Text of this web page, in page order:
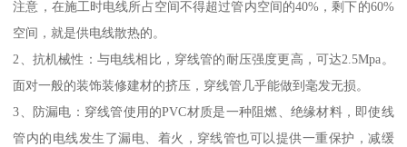
注意，在施工时电线所占空间不得超过管内空间的40%，剩下的60%
空间，就是供电线散热的。
2、抗机械性：与电线相比，穿线管的耐压强度更高，可达2.5Mpa。
面对一般的装饰装修建材的挤压，穿线管几乎能做到毫发无损。
3、防漏电：穿线管使用的PVC材质是一种阻燃、绝缘材料，即使线
管内的电线发生了漏电、着火，穿线管也可以提供一重保护，减缓